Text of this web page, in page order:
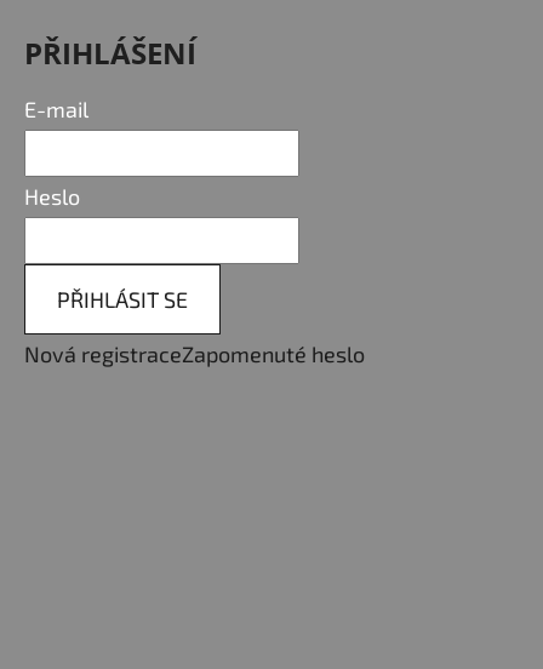
PŘIHLÁŠENÍ
E-mail
Heslo
PŘIHLÁSIT SE
Nová registraceZapomenuté heslo